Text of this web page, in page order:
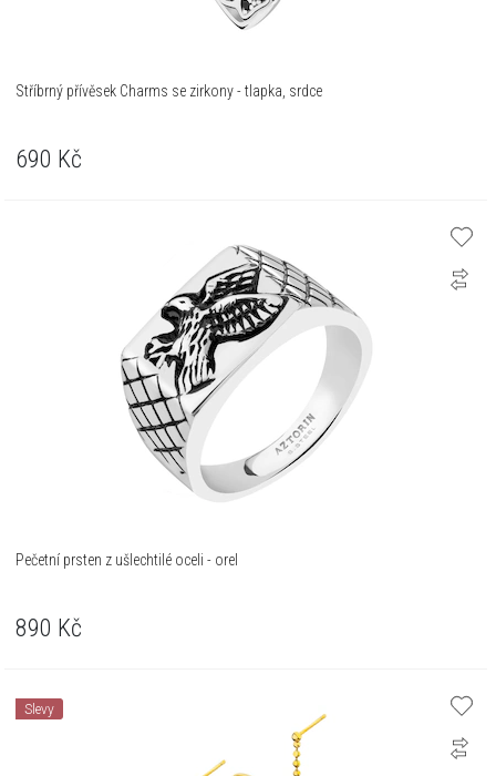
Stříbrný přívěsek Charms se zirkony - tlapka, srdce
690 Kč
Pečetní prsten z ušlechtilé oceli - orel
890 Kč
Slevy